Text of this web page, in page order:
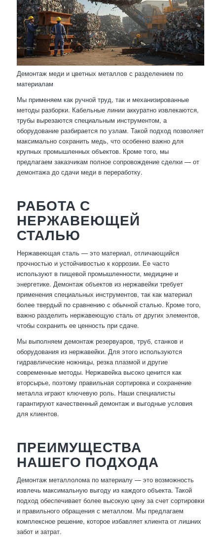
Демонтаж меди и цветных металлов с разделением по
материалам
Мы применяем как ручной труд, так и механизированные
методы разборки. Кабельные линии аккуратно извлекаются,
трубы вырезаются специальным инструментом, а
оборудование разбирается по узлам. Такой подход позволяет
максимально сохранить медь, что особенно важно для
крупных промышленных объектов. Кроме того, мы
предлагаем заказчикам полное сопровождение сделки — от
демонтажа до сдачи меди в переработку.
РАБОТА С
НЕРЖАВЕЮЩЕЙ
СТАЛЬЮ
Нержавеющая сталь — это материал, отличающийся
прочностью и устойчивостью к коррозии. Ее часто
используют в пищевой промышленности, медицине и
энергетике. Демонтаж объектов из нержавейки требует
применения специальных инструментов, так как материал
более твердый по сравнению с обычной сталью. Кроме того,
важно разделить нержавеющую сталь от других элементов,
чтобы сохранить ее ценность при сдаче.
Мы выполняем демонтаж резервуаров, труб, станков и
оборудования из нержавейки. Для этого используются
гидравлические ножницы, резка плазмой и другие
современные методы. Нержавейка высоко ценится как
вторсырье, поэтому правильная сортировка и сохранение
металла играют ключевую роль. Наши специалисты
гарантируют качественный демонтаж и выгодные условия
для клиентов.
ПРЕИМУЩЕСТВА
НАШЕГО ПОДХОДА
Демонтаж металлолома по материалу — это возможность
извлечь максимальную выгоду из каждого объекта. Такой
подход обеспечивает более высокую цену за счет сортировки
и правильного обращения с металлом. Мы предлагаем
комплексное решение, которое избавляет клиента от лишних
забот и затрат.